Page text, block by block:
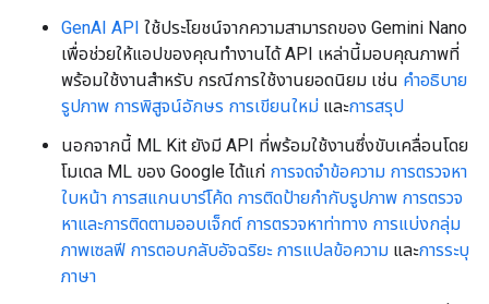
GenAI API ใช้ประโยชน์จากความสามารถของ Gemini Nano
เพื่อช่วยให้แอปของคุณทำงานได้ API เหล่านี้มอบคุณภาพที่
พร้อมใช้งานสำหรับ กรณีการใช้งานยอดนิยม เช่น คำอธิบาย
รูปภาพ การพิสูจน์อักษร การเขียนใหม่ และการสรุป
นอกจากนี้ ML Kit ยังมี API ที่พร้อมใช้งานซึ่งขับเคลื่อนโดย
โมเดล ML ของ Google ได้แก่ การจดจำข้อความ การตรวจหา
ใบหน้า การสแกนบาร์โค้ด การติดป้ายกำกับรูปภาพ การตรวจ
หาและการติดตามออบเจ็กต์ การตรวจหาท่าทาง การแบ่งกลุ่ม
ภาพเซลฟี การตอบกลับอัจฉริยะ การแปลข้อความ และการระบุ
ภาษา